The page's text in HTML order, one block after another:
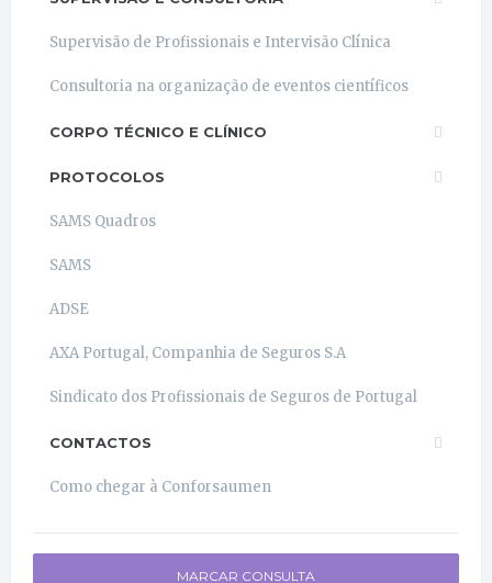
Supervisão de Profissionais e Intervisão Clínica
Consultoria na organização de eventos científicos
CORPO TÉCNICO E CLÍNICO
PROTOCOLOS
SAMS Quadros
SAMS
ADSE
AXA Portugal, Companhia de Seguros S.A
Sindicato dos Profissionais de Seguros de Portugal
CONTACTOS
Como chegar à Conforsaumen
MARCAR CONSULTA